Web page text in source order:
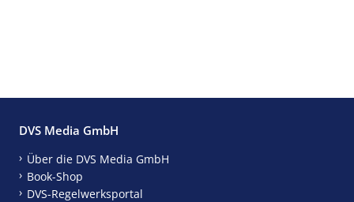
DVS Media GmbH
Über die DVS Media GmbH
Book-Shop
DVS-Regelwerksportal